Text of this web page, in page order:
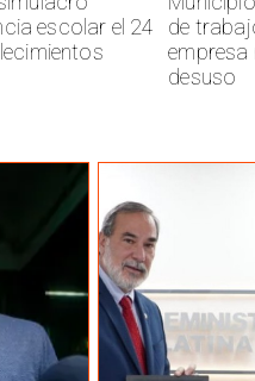
escolar el 24
de
empresa
desuso